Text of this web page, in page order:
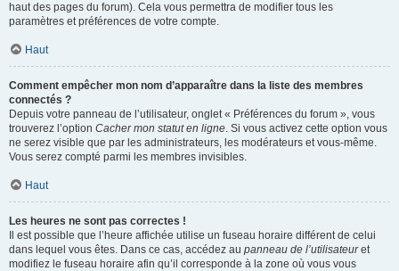
haut des pages du forum). Cela vous permettra de modifier tous les
paramètres et préférences de votre compte.
Haut
Comment empêcher mon nom d’apparaître dans la liste des membres
connectés ?
Depuis votre panneau de l’utilisateur, onglet « Préférences du forum », vous
trouverez l’option Cacher mon statut en ligne. Si vous activez cette option vous
ne serez visible que par les administrateurs, les modérateurs et vous-même.
Vous serez compté parmi les membres invisibles.
Haut
Les heures ne sont pas correctes !
Il est possible que l’heure affichée utilise un fuseau horaire différent de celui
dans lequel vous êtes. Dans ce cas, accédez au panneau de l’utilisateuret
modifiez le fuseau horaire afin qu’il corresponde à la zone où vous vous